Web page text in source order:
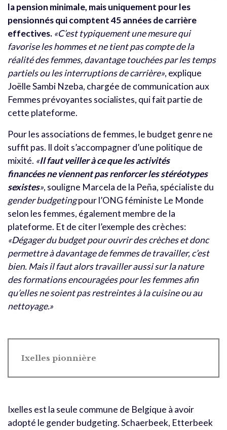
la pension minimale, mais uniquement pour les
pensionnés qui comptent 45 années de carrière
effectives. «C’est typiquement une mesure qui
favorise les hommes et ne tient pas compte de la
réalité des femmes, davantage touchées par les temps
partiels ou les interruptions de carrière», explique
Joëlle Sambi Nzeba, chargée de communication aux
Femmes prévoyantes socialistes, qui fait partie de
cette plateforme.
Pour les associations de femmes, le budget genre ne
suffit pas. Il doit s’accompagner d’une politique de
mixité. «Il faut veiller à ce que les activités
financées ne viennent pas renforcer les stéréotypes
sexistes», souligne Marcela de la Peña, spécialiste du
gender budgetingpour l’ONG féministe Le Monde
selon les femmes, également membre de la
plateforme. Et de citer l’exemple des crèches:
«Dégager du budget pour ouvrir des crèches et donc
permettre à davantage de femmes de travailler, c’est
bien. Mais il faut alors travailler aussi sur la nature
des formations encouragées pour les femmes afin
qu’elles ne soient pas restreintes à la cuisine ou au
nettoyage.»
Ixelles pionnière
Ixelles est la seule commune de Belgique à avoir
adopté le gender budgeting. Schaerbeek, Etterbeek